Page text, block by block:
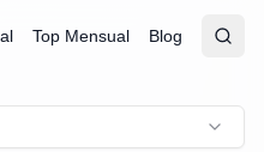
Top Mensual Blog
Abrir